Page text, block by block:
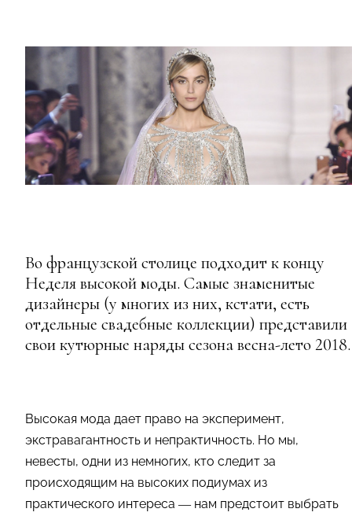
Во французской столице подходит к концу
Неделя высокой моды. Самые знаменитые
дизайнеры (у многих из них, кстати, есть
отдельные свадебные коллекции) представили
свои кутюрные наряды сезона весна-лето 2018.
Высокая мода дает право на эксперимент,
экстравагантность и непрактичность. Но мы,
невесты, одни из немногих, кто следит за
происходящим на высоких подиумах из
практического интереса — нам предстоит выбрать